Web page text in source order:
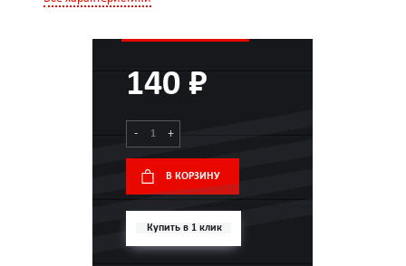
140 ₽
- +
В КОРЗИНУ
Купить в 1 клик